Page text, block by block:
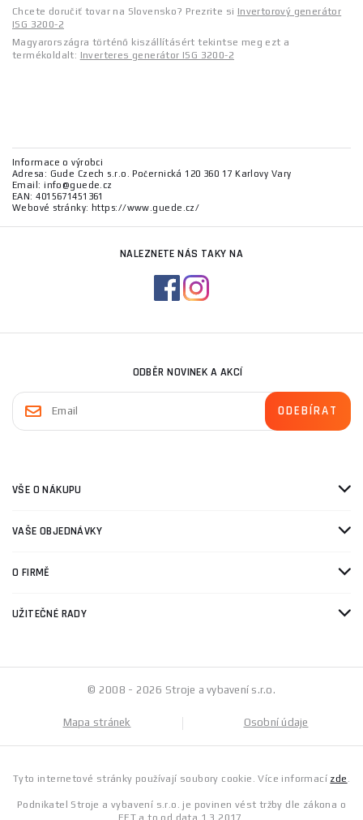
Chcete doručiť tovar na Slovensko? Prezrite si Invertorový generátor
ISG 3200-2
Magyarországra történő kiszállításért tekintse meg ezt a
termékoldalt: Inverteres generátor ISG 3200-2
Informace o výrobci
Adresa: Gude Czech s.r.o. Počernická 120 360 17 Karlovy Vary
Email: info@guede.cz
EAN: 4015671451361
Webové stránky: https://www.guede.cz/
NALEZNETE NÁS TAKY NA
ODBĚR NOVINEK A AKCÍ
VŠE O NÁKUPU
VAŠE OBJEDNÁVKY
O FIRMĚ
UŽITEČNÉ RADY
© 2008 - 2026 Stroje a vybavení s.r.o.
Mapa stránek Osobní údaje
Tyto internetové stránky používají soubory cookie. Více informací zde .
Podnikatel Stroje a vybavení s.r.o. je povinen vést tržby dle zákona o
EET a to od data 1.3.2017.